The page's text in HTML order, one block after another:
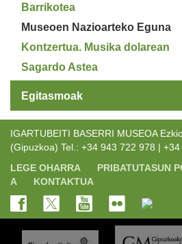
Barrikotea
Museoen Nazioarteko Eguna
Kontzertua. Musika dolarean
Sagardo Astea
Egitasmoak
IGARTUBEITI BASERRI MUSEOA
(Gipuzkoa) Tel.: +34 943 722 978 |
LEGE OHARRA
PRIBATUTASUN
A
KONTAKTUA